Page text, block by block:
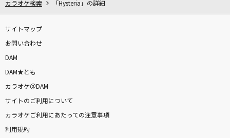
カラオケ検索 「Hysteria」の詳細
サイトマップ
お問い合わせ
DAM
DAM★とも
カラオケ＠DAM
サイトのご利用について
カラオケご利用にあたっての注意事項
利用規約